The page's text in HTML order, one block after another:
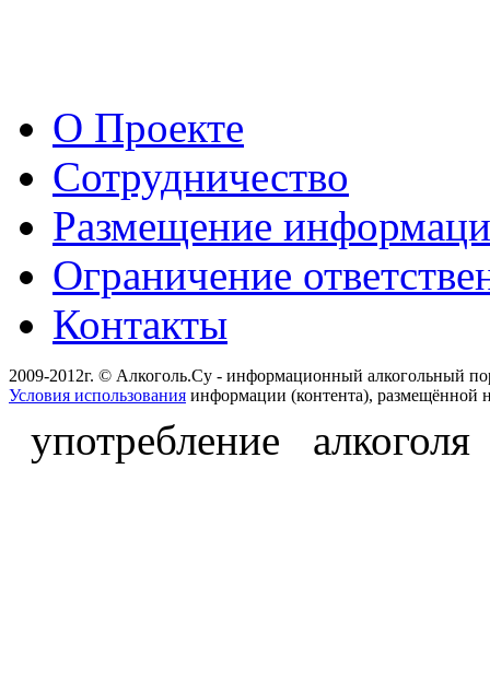
О Проекте
Сотрудничество
Размещение
Ограничение
Контакты
2009-2012г. © Алкоголь.Су - информационный алкогольный
Условия использования информации (контента), размещённой
употребление